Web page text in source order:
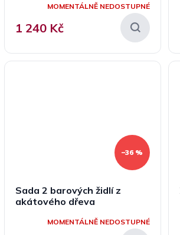
MOMENTÁLNĚ NEDOSTUPNÉ
1 240 Kč
–36 %
Sada 2 barových židlí z
akátového dřeva
MOMENTÁLNĚ NEDOSTUPNÉ